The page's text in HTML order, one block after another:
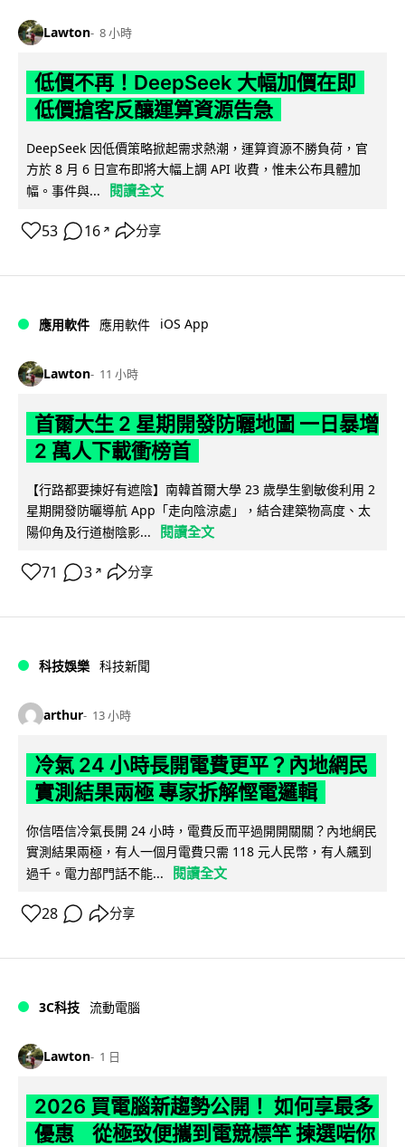
Lawton 8 小時
低價不再！DeepSeek 大幅加價在即
低價搶客反釀運算資源告急
DeepSeek 因低價策略掀起需求熱潮，運算資源不勝負荷，官
方於 8 月 6 日宣布即將大幅上調 API 收費，惟未公布具體加
幅。事件與...
閱讀全文
53 16 ↗ 分享
應用軟件 應用軟件 iOS App
Lawton 11 小時
首爾大生 2 星期開發防曬地圖 一日暴增
2 萬人下載衝榜首
【行路都要揀好有遮陰】南韓首爾大學 23 歲學生劉敏俊利用 2
星期開發防曬導航 App「走向陰涼處」，結合建築物高度、太
陽仰角及行道樹陰影...
閱讀全文
71 3 ↗ 分享
科技娛樂 科技新聞
arthur 13 小時
冷氣 24 小時長開電費更平？內地網民
實測結果兩極 專家拆解慳電邏輯
你信唔信冷氣長開 24 小時，電費反而平過開開關關？內地網民
實測結果兩極，有人一個月電費只需 118 元人民幣，有人飆到
過千。電力部門話不能...
閱讀全文
28 分享
3C科技 流動電腦
Lawton 1 日
2026 買電腦新趨勢公開！ 如何享最多
優惠 從極致便攜到電競標竿 揀選啱你